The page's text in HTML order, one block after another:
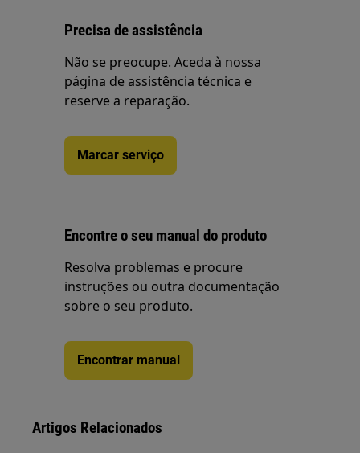
Precisa de assistência
Não se preocupe. Aceda à nossa
página de assistência técnica e
reserve a reparação.
Marcar serviço
Encontre o seu manual do produto
Resolva problemas e procure
instruções ou outra documentação
sobre o seu produto.
Encontrar manual
Artigos Relacionados